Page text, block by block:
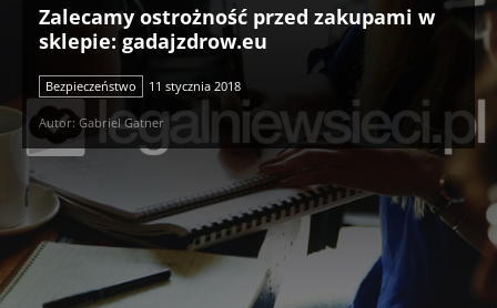
Zalecamy ostrożność przed zakupami w
sklepie: gadajzdrow.eu
Bezpieczeństwo 11 stycznia 2018
Autor: Gabriel Gatner